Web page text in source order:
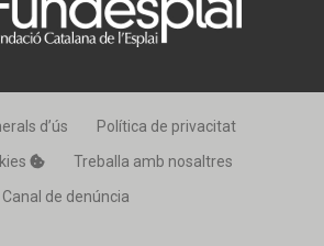
d’ús
Política de privacitat
Treballa amb nosaltres
Canal de denúncia